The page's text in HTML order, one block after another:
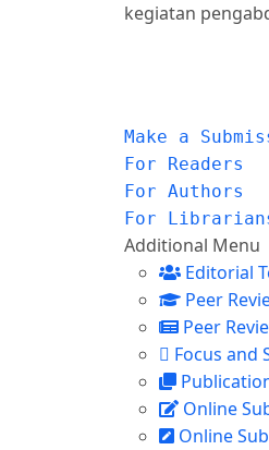
kegiatan
Make a
For Readers
For Authors
For
Additional Menu
Editorial
Peer
Peer
Focus and
Online
Online